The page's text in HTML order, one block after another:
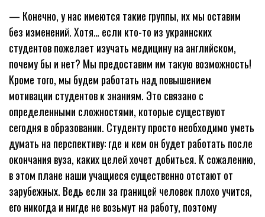
— Конечно, у нас имеются такие группы, их мы оставим
без изменений. Хотя… если кто-то из украинских
студентов пожелает изучать медицину на английском,
почему бы и нет? Мы предоставим им такую возможность!
Кроме того, мы будем работать над повышением
мотивации студентов к знаниям. Это связано с
определенными сложностями, которые существуют
сегодня в образовании. Студенту просто необходимо уметь
думать на перспективу: где и кем он будет работать после
окончания вуза, каких целей хочет добиться. К сожалению,
в этом плане наши учащиеся существенно отстают от
зарубежных. Ведь если за границей человек плохо учится,
его никогда и нигде не возьмут на работу, поэтому